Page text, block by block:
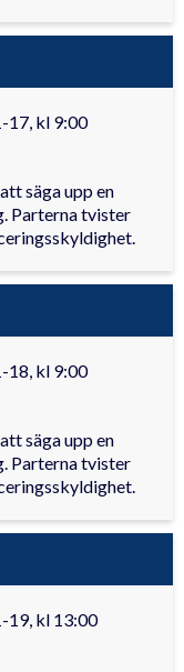
17, kl 9:00
säga upp en
Parterna tvister
18, kl 9:00
säga upp en
Parterna tvister
19, kl 13:00